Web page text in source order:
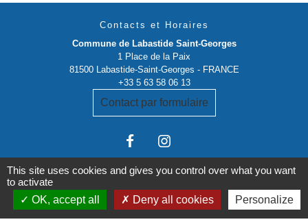
Contacts et Horaires
Commune de Labastide Saint-Georges
1 Place de la Paix
81500 Labastide-Saint-Georges - FRANCE
+33 5 63 58 06 13
Contact par formulaire
This site uses cookies and gives you control over what you want
to activate
OK, accept all
Deny all cookies Personalize